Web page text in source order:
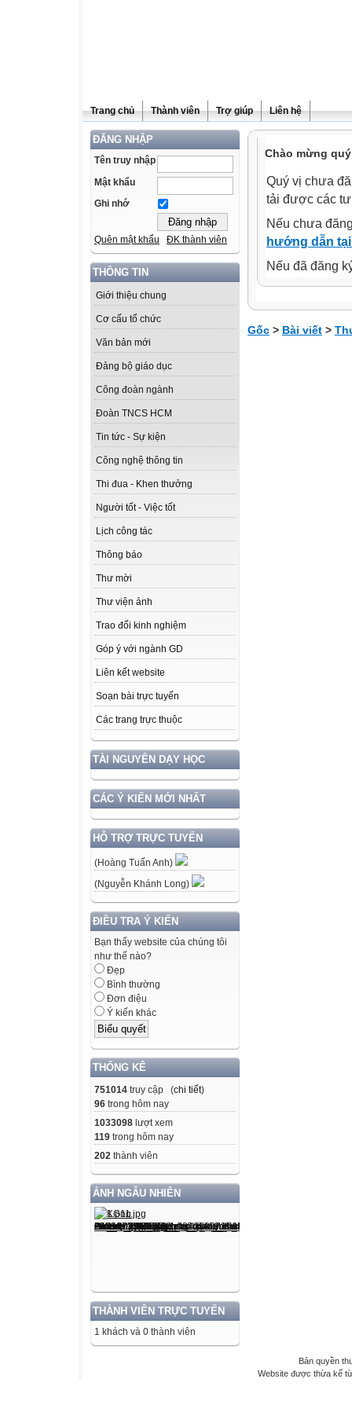
Trang chủ Thành viên Trợ giúp Liên hệ
ĐĂNG NHẬP
Tên truy nhập
Mật khẩu
Ghi nhớ
Quên mật khẩu ĐK thành viên
THÔNG TIN
Giới thiệu chung
Cơ cấu tổ chức
Văn bản mới
Đảng bộ giáo dục
Công đoàn ngành
Đoàn TNCS HCM
Tin tức - Sự kiện
Công nghệ thông tin
Thi đua - Khen thưởng
Người tốt - Việc tốt
Lịch công tác
Thông báo
Thư mời
Thư viện ảnh
Trao đổi kinh nghiệm
Góp ý với ngành GD
Liên kết website
Soạn bài trực tuyến
Các trang trực thuộc
TÀI NGUYÊN DẠY HỌC
CÁC Ý KIẾN MỚI NHẤT
HỖ TRỢ TRỰC TUYẾN
(Hoàng Tuấn Anh)
(Nguyễn Khánh Long)
ĐIỀU TRA Ý KIẾN
Bạn thấy website của chúng tôi
như thế nào?
Đẹp
Bình thường
Đơn điệu
Ý kiến khác
THỐNG KÊ
751014 truy cập (chi tiết)
96 trong hôm nay
1033098 lượt xem
119 trong hôm nay
202 thành viên
ẢNH NGẪU NHIÊN
THÀNH VIÊN TRỰC TUYẾN
1 khách và 0 thành viên
Chào mừng
Quý vị chưa
tải được các
Nếu chưa
hướng dẫn
Nếu đã đăng
Gốc > Bài viết >
Bản quyền
Website được thừa kế